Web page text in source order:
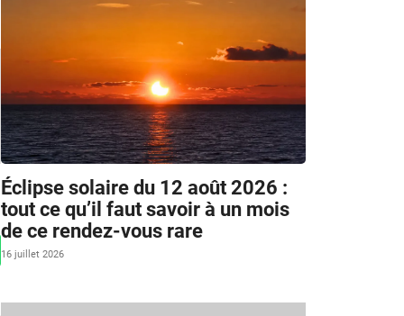
Éclipse solaire du 12 août 2026 :
tout ce qu’il faut savoir à un mois
de ce rendez-vous rare
16 juillet 2026